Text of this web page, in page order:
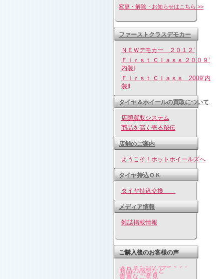
変更・解除・お知らせはこちら >>
ファーストクラスデモカー
ＮＥＷデモカー ２０１２’
Ｆｉｒｓｔ Ｃｌａｓｓ ２００９’
内装Ⅰ
Ｆｉｒｓｔ Ｃｌａｓｓ 2009’内
装Ⅱ
タイヤ＆ホイールの買取について
店頭買取システム
商品を高く売る秘伝
店舗のご案内
ようこそ！ホットホイールズへ
タイヤ持込ＯＫ
タイヤ持込交換
メディア情報
雑誌掲載情報
ご購入後のお客様の声
皆様ありがとうございま
す。
ココには一部しか表示
できないのが残念です。
商品の感想など
貴重なご意見
誠に有り難う御座います。